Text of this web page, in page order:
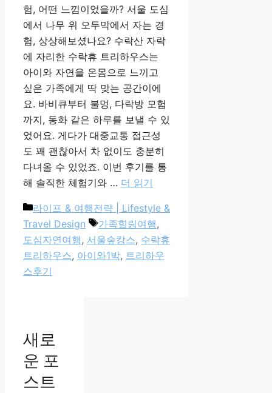
험, 어떤 느낌이었을까? 서울 도심
에서 나무 위 오두막에서 자는 경
험, 상상해보셨나요? 수락산 자락
에 자리한 수락휴 트리하우스는
아이와 자연을 온몸으로 느끼고
싶은 가족에게 딱 맞는 공간이에
요. 바비큐부터 불멍, 다락방 모험
까지, 동화 같은 하루를 보낼 수 있
었어요. 게다가 대중교통 접근성
도 꽤 괜찮아서 차 없이도 충분히
다녀올 수 있었죠. 이번 후기를 통
해 솔직한 체험기와 … 더 읽기
카
테
고
리
라이프 & 여행전략 | Lifestyle &
Travel Design
태
그
가족힐링여행,
도심자연여행, 서울숲캉스, 수락휴
트리하우스, 아이와1박, 트리하우
스후기
새로
운 포
스트